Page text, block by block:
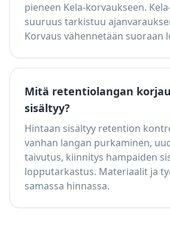
pieneen Kela-korvaukseen.
suuruus tarkistuu
Korvaus vähennetään suoraan
Mitä retentiolangan
sisältyy?
Hintaan sisältyy retention
vanhan langan purkaminen,
taivutus, kiinnitys hampaiden
lopputarkastus. Materiaalit ja
samassa hinnassa.